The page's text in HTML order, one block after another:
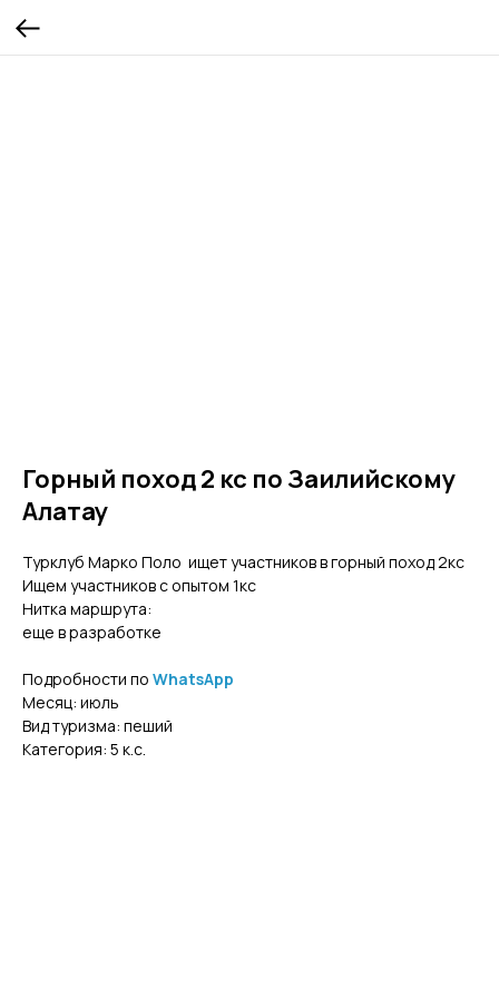
Горный поход 2 кс по Заилийскому
Алатау
Турклуб Марко Поло ищет участников в горный поход 2кс
Ищем участников с опытом 1кс
Нитка маршрута:
еще в разработке
Подробности по WhatsApp
Месяц: июль
Вид туризма: пеший
Категория: 5 к.с.